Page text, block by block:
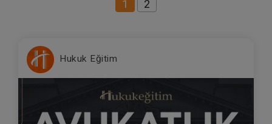
1 2
Hukuk Eğitim